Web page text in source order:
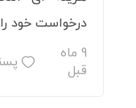
درخواست خود
9 ماه
قبل